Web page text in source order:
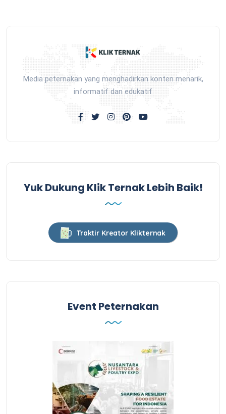
Media peternakan yang menghadirkan konten menarik,
informatif dan edukatif
Yuk Dukung Klik Ternak Lebih Baik!
Traktir Kreator Klikternak
Event Peternakan